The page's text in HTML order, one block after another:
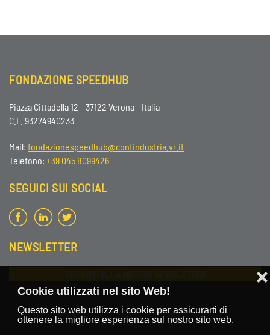
Cookie utilizzati nel sito Web!
Questo sito web utilizza i cookie per assicurarti di
ottenere la migliore esperienza sul nostro sito web.
❌
FONDAZIONE SPEEDHUB
Piazza Cittadella 12 - 37122 Verona - Italia
C.F. 93274940233
Mail: fondazionespeedhub@confindustria.vr.it
Telefono: +39 045 8099426
SEGUICI SUI SOCIAL
NEWSLETTER